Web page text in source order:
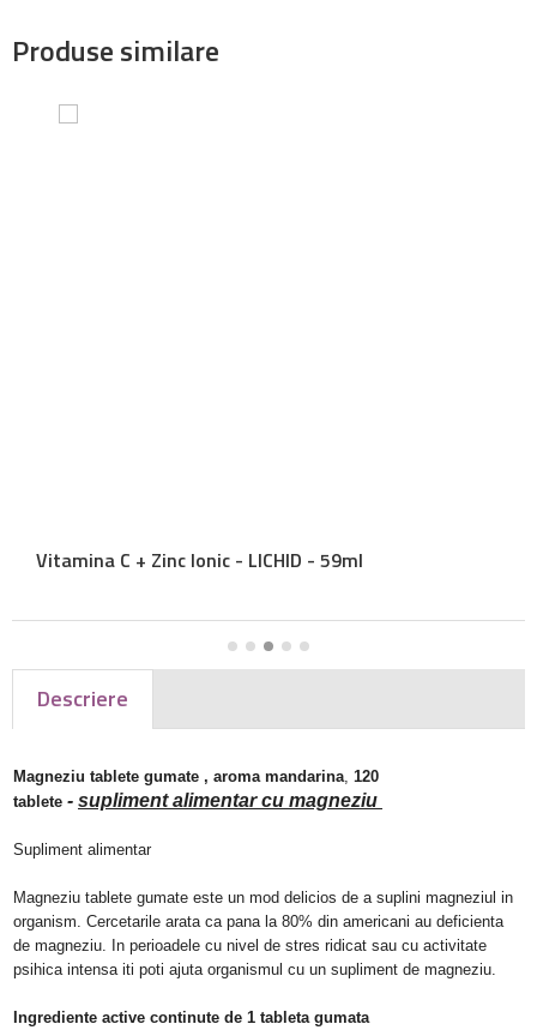
Produse similare
Vitamina C + Zinc Ionic - LICHID - 59ml
Descriere
Magneziu tablete gumate , aroma mandarina 120
tablete - supliment alimentar cu magneziu
Supliment alimentar
Magneziu tablete gumate este un mod delicios de a suplini magneziul in
organism. Cercetarile arata ca pana la 80% din americani au deficienta
de magneziu. In perioadele cu nivel de stres ridicat sau cu activitate
psihica intensa iti poti ajuta organismul cu un supliment de magneziu.
Ingrediente active continute de 1 tableta gumata